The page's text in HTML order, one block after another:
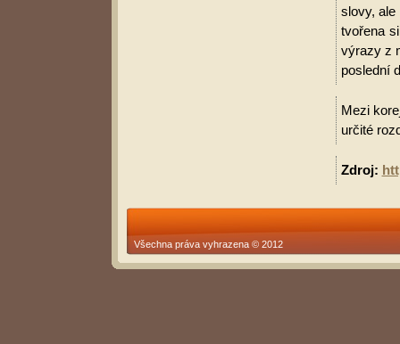
slovy, ale
tvořena
výrazy z
poslední
Mezi
určité
Zdroj:
Všechna práva vyhrazena © 2012